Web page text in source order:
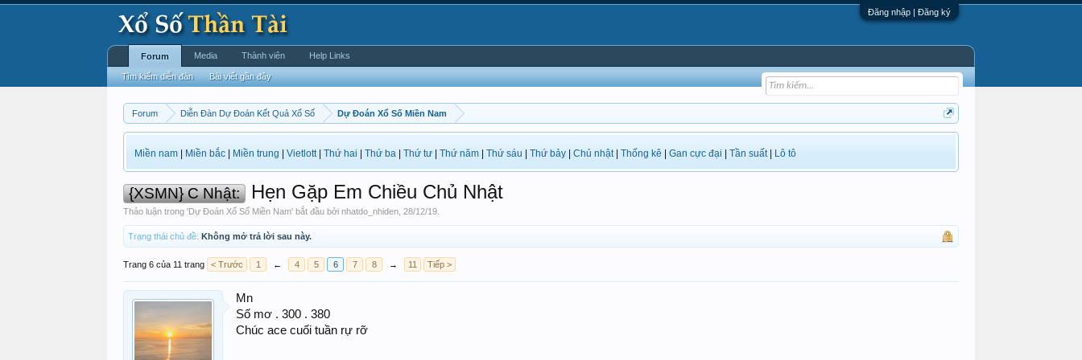
Đăng nhập | Đăng ký
Forum Diễn Đàn Dự Đoán Kết Quả Xổ Số Dự Đoán Xổ Số Miền Nam
Miền nam Miền bắc Miền trung Vietlott| Thứ hai Thứ ba Thứ tư Thứ năm Thứ sáu Thứ bảy Chủ nhật| Thống kê Gan cực đại Tần suất| Lô tô
{XSMN} C Nhật: Hẹn Gặp Em Chiều Chủ Nhật
Thảo luận trong 'Dự Đoán Xổ Số Miền Nam' bắt đầu bởi nhatdo_nhiden 28/12/19
Trạng thái chủ đề: Không mở trả lời sau này.
Trang 6 của 11 trang < Trước 1 ← 4 5 6 7 8 → 11 Tiếp >
Mn
Số mơ . 300 . 380
Chúc ace cuối tuần rự rỡ
Forum
Tìm kiếm diễn đàn Bài viết gần đây
Media Thành viên Help Links